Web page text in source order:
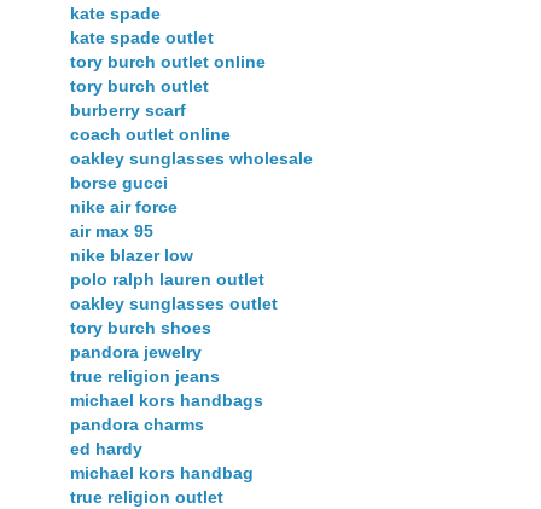
kate spade
kate spade outlet
tory burch outlet online
tory burch outlet
burberry scarf
coach outlet online
oakley sunglasses wholesale
borse gucci
nike air force
air max 95
nike blazer low
polo ralph lauren outlet
oakley sunglasses outlet
tory burch shoes
pandora jewelry
true religion jeans
michael kors handbags
pandora charms
ed hardy
michael kors handbag
true religion outlet